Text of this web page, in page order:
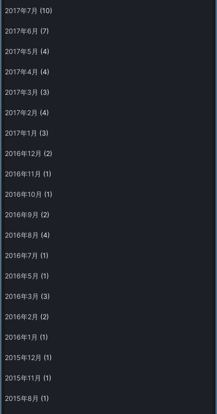
2017年7月 (10)
2017年6月 (7)
2017年5月 (4)
2017年4月 (4)
2017年3月 (3)
2017年2月 (4)
2017年1月 (3)
2016年12月 (2)
2016年11月 (1)
2016年10月 (1)
2016年9月 (2)
2016年8月 (4)
2016年7月 (1)
2016年5月 (1)
2016年3月 (3)
2016年2月 (2)
2016年1月 (1)
2015年12月 (1)
2015年11月 (1)
2015年8月 (1)